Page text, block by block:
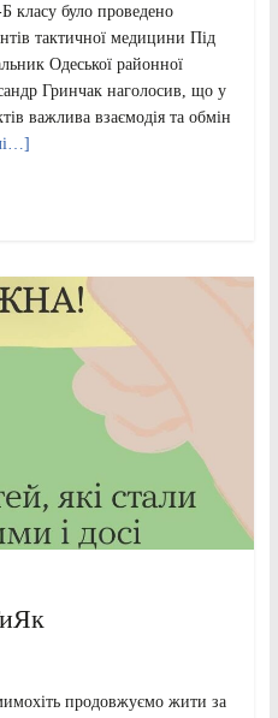
класу було проведено
тактичної медицини Під
Одеської районної
Гринчак наголосив, що у
важлива взаємодія та обмін
продовжуємо жити за